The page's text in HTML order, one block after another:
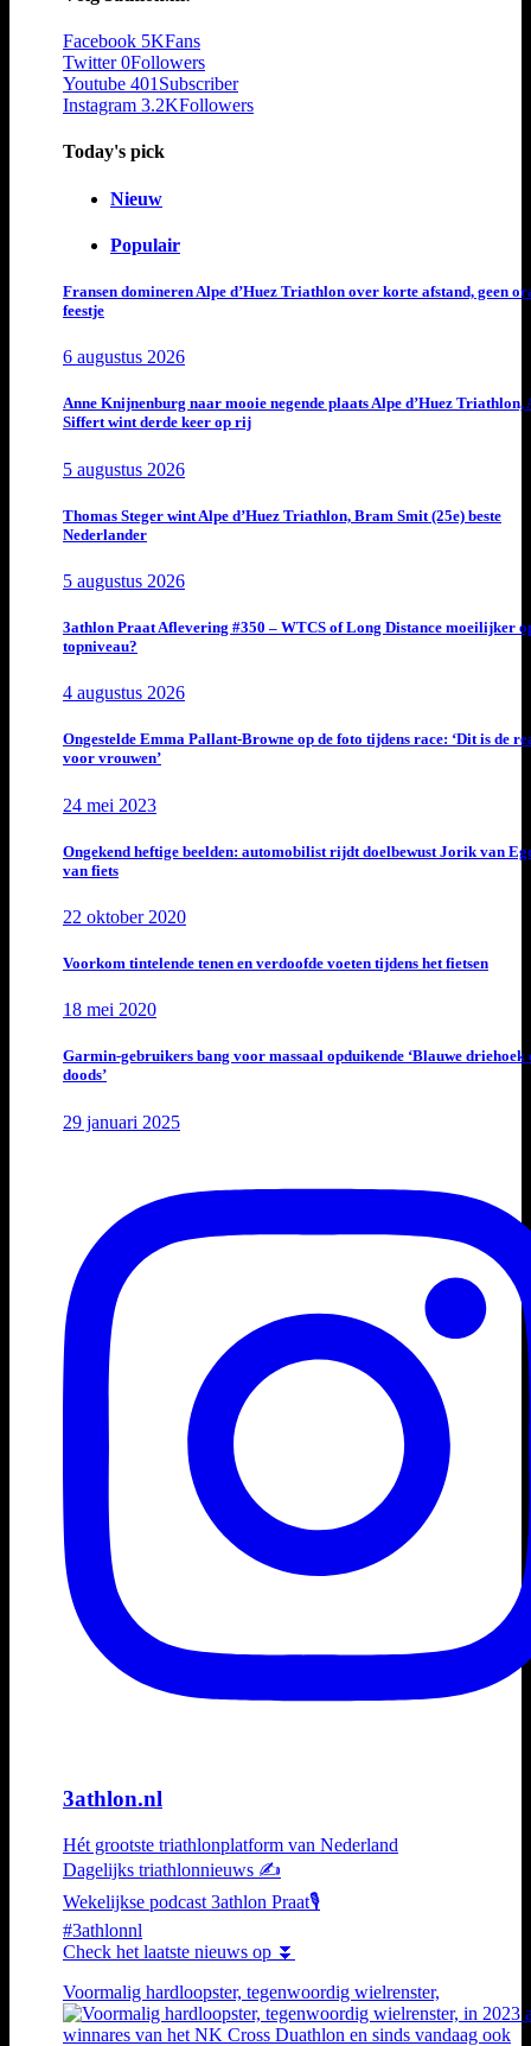
Facebook 5KFans
Twitter 0Followers
Youtube 401 Subscriber
Instagram 3.2KFollowers
Today's pick
Nieuw
Populair
Fransen domineren Alpe d’Huez Triathlon over korte afstand, geen
feestje
6 augustus 2026
Anne Knijnenburg naar mooie negende plaats Alpe d’Huez Triathlon,
Siffert wint derde keer op rij
5 augustus 2026
Thomas Steger wint Alpe d’Huez Triathlon, Bram Smit (25e) beste
Nederlander
5 augustus 2026
3athlon Praat Aflevering #350 – WTCS of Long Distance moeilijker
topniveau?
4 augustus 2026
Ongestelde Emma Pallant-Browne op de foto tijdens race: ‘Dit is de
voor vrouwen’
24 mei 2023
Ongekend heftige beelden: automobilist rijdt doelbewust Jorik van
van fiets
22 oktober 2020
Voorkom tintelende tenen en verdoofde voeten tijdens het fietsen
18 mei 2020
Garmin-gebruikers bang voor massaal opduikende ‘Blauwe driehoek
doods’
29 januari 2025
3athlon.nl
Hét grootste triathlonplatform van Nederland
Dagelijks triathlonnieuws ✍️
Wekelijkse podcast 3athlon Praat🎙️
#3athlonnl
Check het laatste nieuws op ⏬
Voormalig hardloopster, tegenwoordig wielrenster,